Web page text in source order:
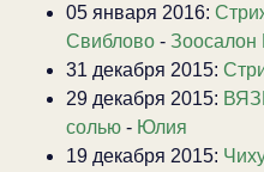
05 января 2016:
Свиблово - Зоосалон
31 декабря 2015:
29 декабря 2015:
солью - Юлия
19 декабря 2015: